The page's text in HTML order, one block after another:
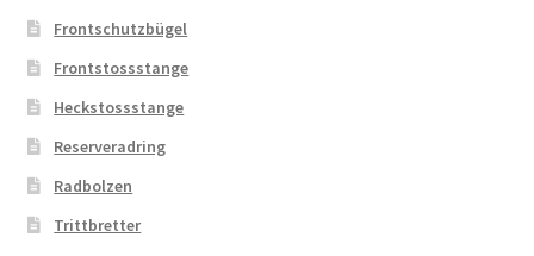
Frontschutzbügel
Frontstossstange
Heckstossstange
Reserveradring
Radbolzen
Trittbretter